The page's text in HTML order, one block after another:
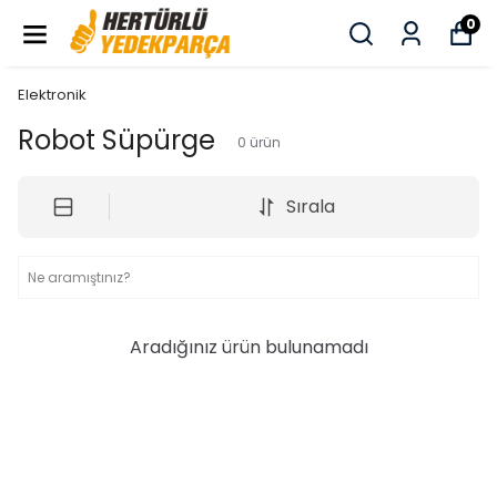
0
Elektronik
Robot Süpürge 0 ürün
Sırala
Aradığınız ürün bulunamadı